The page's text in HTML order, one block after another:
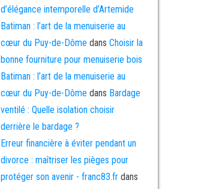
d’élégance intemporelle d’Artemide
Batiman : l’art de la menuiserie au
cœur du Puy-de-Dôme dans Choisir la
bonne fourniture pour menuiserie bois
Batiman : l’art de la menuiserie au
cœur du Puy-de-Dôme dans Bardage
ventilé : Quelle isolation choisir
derrière le bardage ?
Erreur financière à éviter pendant un
divorce : maîtriser les pièges pour
protéger son avenir - franc83.frdans